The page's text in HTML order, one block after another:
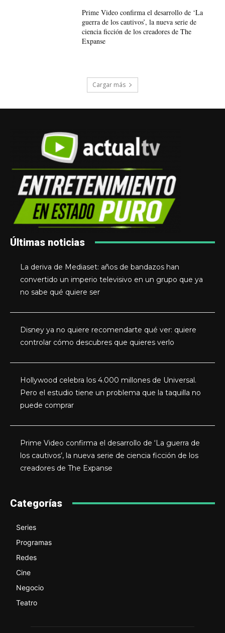
Prime Video confirma el desarrollo de ‘La
guerra de los cautivos’, la nueva serie de
ciencia ficción de los creadores de The
Expanse
Cargar más
Últimas noticias
La deriva de Mediaset: años de bandazos han
convertido un imperio televisivo en un grupo que ya
no sabe qué quiere ser
Disney ya no quiere recomendarte qué ver: quiere
controlar cómo descubres que quieres verlo
Hollywood celebra los 4.000 millones de Universal.
Pero el estudio tiene un problema que la taquilla no
puede comprar
Prime Video confirma el desarrollo de ‘La guerra de
los cautivos’, la nueva serie de ciencia ficción de los
creadores de The Expanse
Categorías
Series
Programas
Redes
Cine
Negocio
Teatro